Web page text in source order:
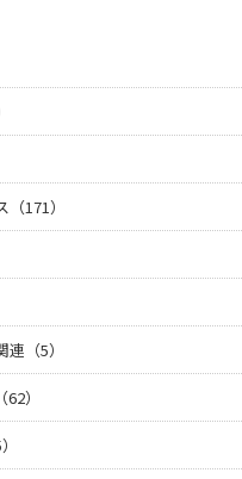
171）
（5）
）